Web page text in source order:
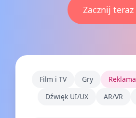
Zacznij teraz
Film i TV Gry Reklama
Dźwięk UI/UX
AR/VR